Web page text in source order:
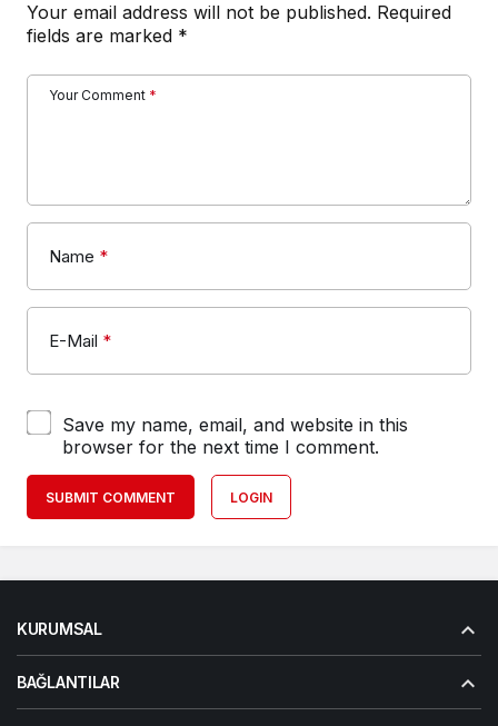
Your email address will not be published. Required
fields are marked *
Your Comment *
Name *
E-Mail *
Save my name, email, and website in this
browser for the next time I comment.
SUBMIT COMMENT LOGIN
KURUMSAL
BAĞLANTILAR